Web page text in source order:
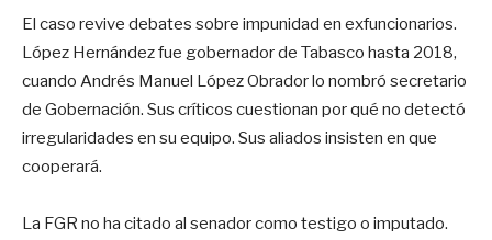
El caso revive debates sobre impunidad en exfuncionarios.
López Hernández fue gobernador de Tabasco hasta 2018,
cuando Andrés Manuel López Obrador lo nombró secretario
de Gobernación. Sus críticos cuestionan por qué no detectó
irregularidades en su equipo. Sus aliados insisten en que
cooperará.
La FGR no ha citado al senador como testigo o imputado.